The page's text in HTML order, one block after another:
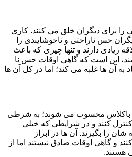
را برای دیگران خلق می کنند. کاری
حس ناراحتی و ناخوشایندی را
زیادی دارند و تنها چیزی که باعث
این است که گاهی اوقات حس نا
به آن ها غلبه می کند؛ اما در کل آن ها
باکلاس محسوب می شوند؛ به شرطی
کنند و در شرایطی که خیلی
را بگیرند. آن ها در ابراز
و گاهی اوقات صادق نیستند اما از
هستند.